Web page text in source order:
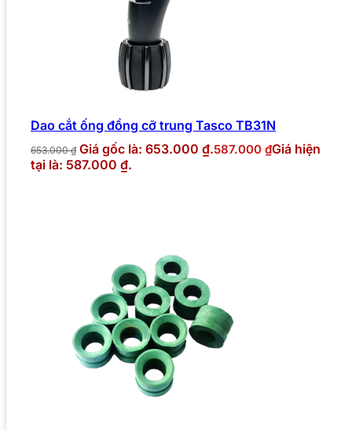
Dao cắt ống đồng cỡ trung Tasco TB31N
653.000₫ Giá gốc là: 653.000 ₫.587.000 ₫Giá hiện
tại là: 587.000 ₫.